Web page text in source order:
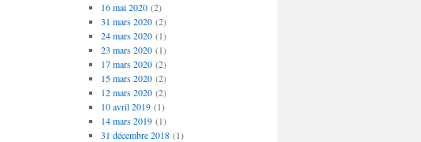
16 mai 2020(2)
31 mars 2020(2)
24 mars 2020(1)
23 mars 2020(1)
17 mars 2020(2)
15 mars 2020(2)
12 mars 2020(2)
10 avril 2019(1)
14 mars 2019(1)
31 décembre 2018(1)